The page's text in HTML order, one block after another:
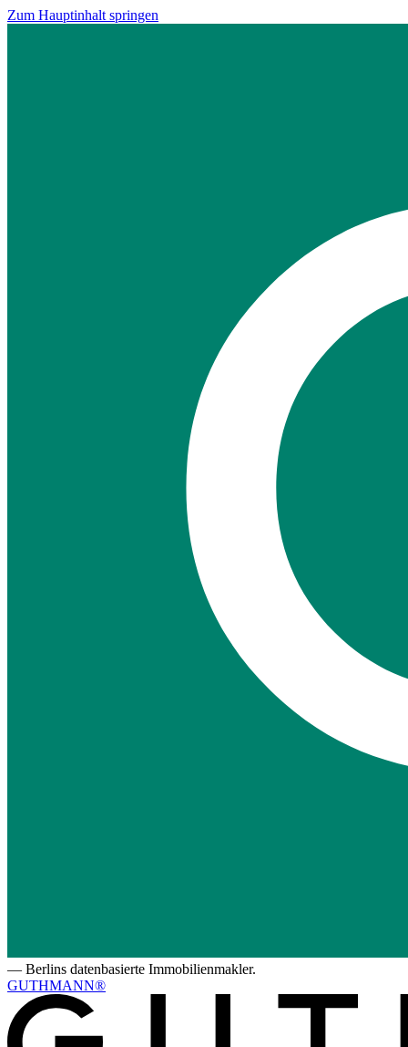
Zum Hauptinhalt springen
— Berlins datenbasierte Immobilienmakler.
GUTHMANN®